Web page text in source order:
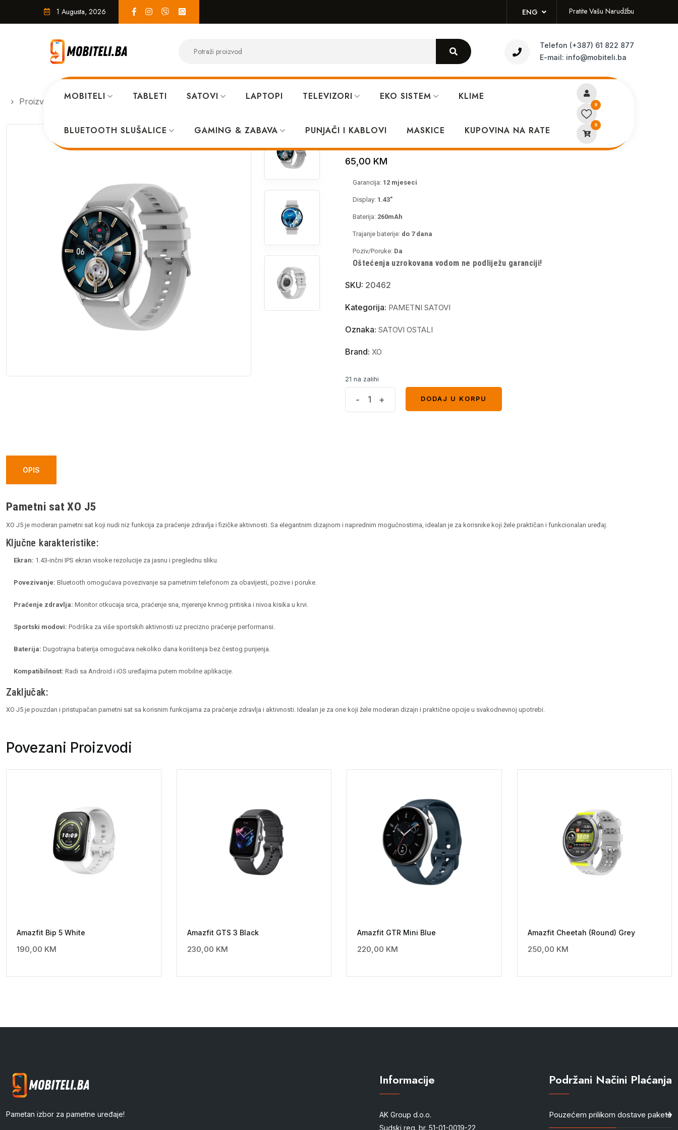
1 Augusta, 2026 ENG Pratite Vašu Narudžbu
Telefon (+387) 61 822 877
E-mail: info@mobiteli.ba
MOBITELI TABLETI SATOVI LAPTOPI TELEVIZORI EKO SISTEM KLIME
BLUETOOTH SLUŠALICE GAMING & ZABAVA PUNJAČI I KABLOVI MASKICE KUPOVINA NA RATE
0
0
Proizvodi PAMETNI SATOVI Pametni sat XO J5 Silver (BT poziv)
Pametni sat XO J5 Silver (BT poziv)
65,00 KM
Garancija: 12 mjeseci
Display: 1.43”
Baterija: 260mAh
Trajanje baterije: do 7dana
Poziv/Poruke: Da
Oštećenja uzrokovana vodom ne podliježu garanciji!
SKU: 20462
Kategorija: PAMETNI SATOVI
Oznaka: SATOVI OSTALI
Brand: XO
21 na zalihi
- +
DODAJ U KORPU
OPIS
Pametni sat XO J5
XO J5 je moderan pametni sat koji nudi niz funkcija za praćenje zdravlja i fizičke aktivnosti. Sa elegantnim dizajnom i naprednim mogućnostima, idealan je za korisnike koji žele praktičan i funkcionalan uređaj.
Ključne karakteristike:
Ekran: 1.43-inčni IPS ekran visoke rezolucije za jasnu i preglednu sliku.
Povezivanje: Bluetooth omogućava povezivanje sa pametnim telefonom za obavijesti, pozive i poruke.
Praćenje zdravlja: Monitor otkucaja srca, praćenje sna, mjerenje krvnog pritiska i nivoa kisika u krvi.
Sportski modovi: Podrška za više sportskih aktivnosti uz precizno praćenje performansi.
Baterija: Dugotrajna baterija omogućava nekoliko dana korištenja bez čestog punjenja.
Kompatibilnost: Radi sa Android i iOS uređajima putem mobilne aplikacije.
Zaključak:
XO J5 je pouzdan i pristupačan pametni sat sa korisnim funkcijama za praćenje zdravlja i aktivnosti. Idealan je za one koji žele moderan dizajn i praktične opcije u svakodnevnoj upotrebi.
Povezani Proizvodi
Amazfit Bip 5 White
190,00 KM
Amazfit GTS 3 Black
230,00 KM
Amazfit GTR Mini Blue
220,00 KM
Amazfit Cheetah (Round) Grey
250,00 KM
Pametan izbor za pametne uređaje!
Informacije
AK Group d.o.o.
Sudski reg. br. 51-01-0019-22
Podržani Načini Plaćanja
Pouzećem prilikom dostave paketa